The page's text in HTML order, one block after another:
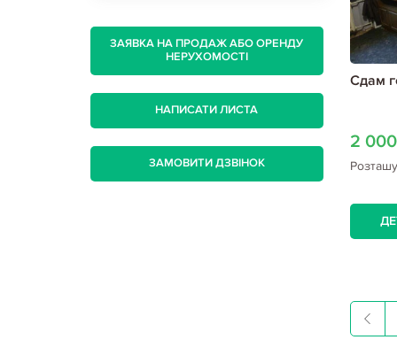
ЗАЯВКА НА ПРОДАЖ АБО ОРЕНДУ
НЕРУХОМОСТІ
НАПИСАТИ ЛИСТА
ЗАМОВИТИ ДЗВІНОК
Сдам
2